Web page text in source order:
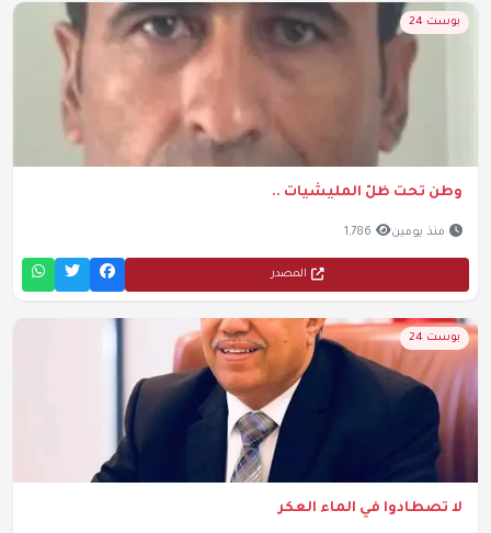
بوست 24
وطن تحت ظلّ المليشيات ..
منذ يومين 1,786
المصدر
بوست 24
لا تصطادوا في الماء العكر